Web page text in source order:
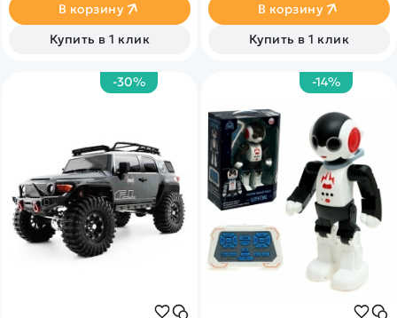
В корзину
Купить в 1 клик
В корзину
Купить в 1 клик
-30% -14%